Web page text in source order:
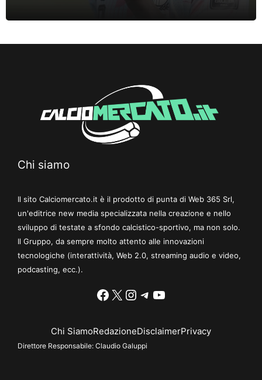
Chi siamo
Il sito Calciomercato.it è il prodotto di punta di Web 365 Srl,
un'editrice new media specializzata nella creazione e nello
sviluppo di testate a sfondo calcistico-sportivo, ma non solo.
Il Gruppo, da sempre molto attento alle innovazioni
tecnologiche (interattività, Web 2.0, streaming audio e video,
podcasting, ecc.).
Facebook
X Instagram
Telegram
YouTube
Chi SiamoRedazioneDisclaimerPrivacy
Direttore Responsabile: Claudio Galuppi